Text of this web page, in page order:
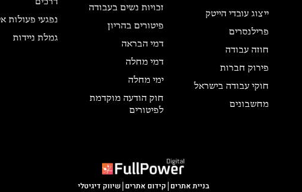
ייצוג עובדי הייטק
פרילנסרים
חוזה עבודה
פירוק חברות
חוקי עבודה בישראל
מחשבונים
זכויות נשים בעבודה
פיטורים בהריון
דמי הבראה
דמי מחלה
ימי מחלה
חוק הודעה מוקדמת
לפיטורים
נפגעי פעולות
גמלת ניידות
בניית אתרים קידום אתרים שיווק דיגיטלי